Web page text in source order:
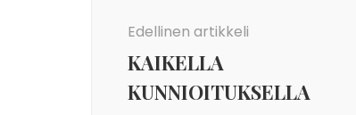
Edellinen artikkeli
KAIKELLA
KUNNIOITUKSELLA